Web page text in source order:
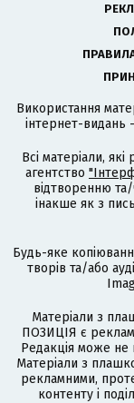
Використання
інтернет-видань
Всі матеріали,
агентство
відтворенню
інакше як з
Будь-яке
творів та/або
Матеріали з
ПОЗИЦІЯ є
Редакція може не
Матеріали з
рекламними,
контенту і